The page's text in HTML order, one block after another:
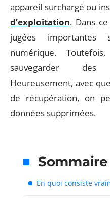
appareil surchargé ou
d’exploitation. Dans
jugées
numérique.
sauvegarder des
Heureusement, avec
de récupération, on
données supprimées.
Sommaire
En quoi consiste